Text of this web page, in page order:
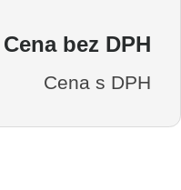
Cena bez DPH
Cena s DPH